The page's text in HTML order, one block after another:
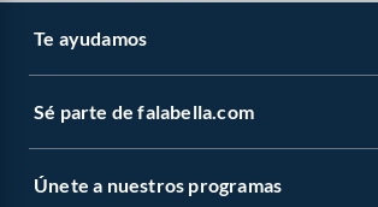
Te ayudamos
Sé parte de falabella.com
Únete a nuestros programas